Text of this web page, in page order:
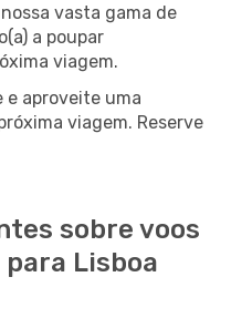
vasta gama de
a poupar
viagem.
e aproveite uma
viagem. Reserve
sobre voos
Lisboa